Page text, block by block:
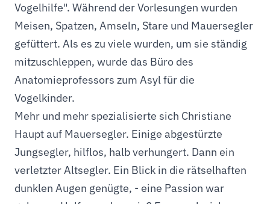
Vogelhilfe". Während der Vorlesungen wurden
Meisen, Spatzen, Amseln, Stare und Mauersegler
gefüttert. Als es zu viele wurden, um sie ständig
mitzuschleppen, wurde das Büro des
Anatomieprofessors zum Asyl für die
Vogelkinder.
Mehr und mehr spezialisierte sich Christiane
Haupt auf Mauersegler. Einige abgestürzte
Jungsegler, hilflos, halb verhungert. Dann ein
verletzter Altsegler. Ein Blick in die rätselhaften
dunklen Augen genügte, - eine Passion war